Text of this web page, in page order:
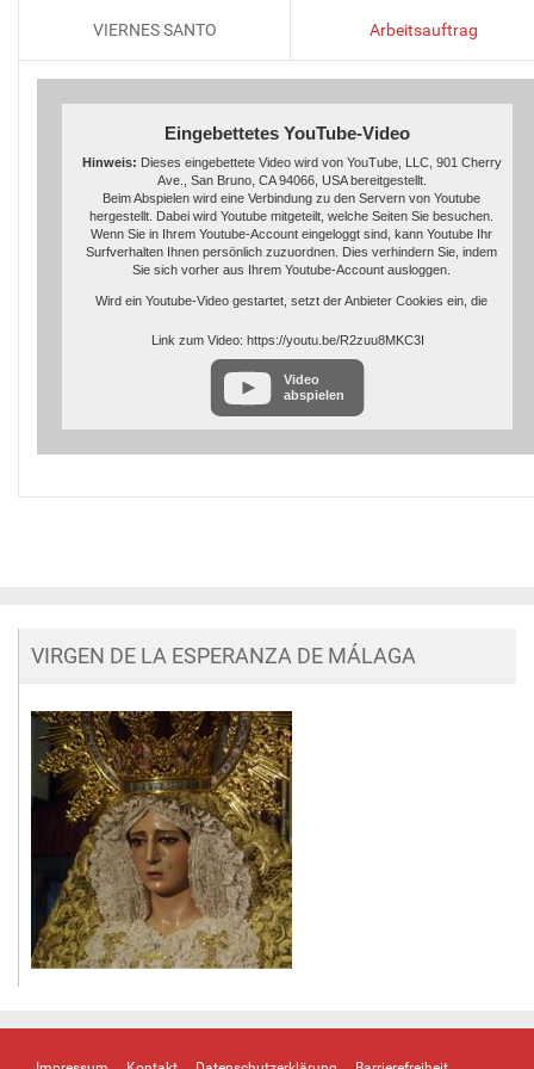
https://
VIERNES SANTO Arbeitsauftrag
Eingebettetes YouTube-Video
Hinweis: Dieses eingebettete Video wird von YouTube, LLC, 901 Cherry
Ave., San Bruno, CA 94066, USA bereitgestellt.
Beim Abspielen wird eine Verbindung zu den Servern von Youtube
hergestellt. Dabei wird Youtube mitgeteilt, welche Seiten Sie besuchen.
Wenn Sie in Ihrem Youtube-Account eingeloggt sind, kann Youtube Ihr
Surfverhalten Ihnen persönlich zuzuordnen. Dies verhindern Sie, indem
Sie sich vorher aus Ihrem Youtube-Account ausloggen.
Wird ein Youtube-Video gestartet, setzt der Anbieter Cookies ein, die
Wer das Speichern von Cookies für das Google-Ad-Programm deaktiviert
hat, wird auch beim Anschauen von Youtube-Videos mit keinen solchen
Cookies rechnen müssen. Youtube legt aber auch in anderen Cookies
nicht-personenbezogene Nutzungsinformationen ab. Möchten Sie dies
Link zum Video: https://youtu.be/R2zuu8MKC3I
Video
abspielen
VIRGEN DE LA ESPERANZA DE MÁLAGA